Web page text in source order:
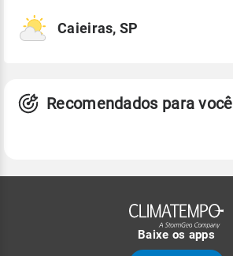
Caieiras, SP
Recomendados para você
Baixe os apps